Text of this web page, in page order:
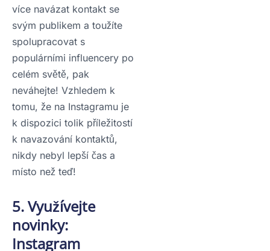
více navázat kontakt se
svým publikem a toužíte
spolupracovat s
populárními influencery po
celém světě, pak
neváhejte! Vzhledem k
tomu, že na Instagramu je
k dispozici tolik příležitostí
k navazování kontaktů,
nikdy nebyl lepší čas a
místo než teď!
5. Využívejte
novinky:
Instagram